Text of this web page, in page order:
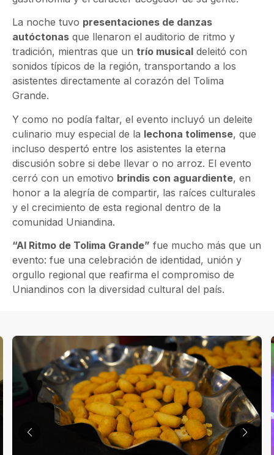
La noche tuvo presentaciones de danzas
autóctonas que llenaron el auditorio de ritmo y
tradición, mientras que un trío musical deleitó con
sonidos típicos de la región, transportando a los
asistentes directamente al corazón del Tolima
Grande.
Y como no podía faltar, el evento incluyó un deleite
culinario muy especial de la lechona tolimense, que
incluso despertó entre los asistentes la eterna
discusión sobre si debe llevar o no arroz. El evento
cerró con un emotivo brindis con aguardiente, en
honor a la alegría de compartir, las raíces culturales
y el crecimiento de esta regional dentro de la
comunidad Uniandina.
“Al Ritmo de Tolima Grande” fue mucho más que un
evento: fue una celebración de identidad, unión y
orgullo regional que reafirma el compromiso de
Uniandinos con la diversidad cultural del país.